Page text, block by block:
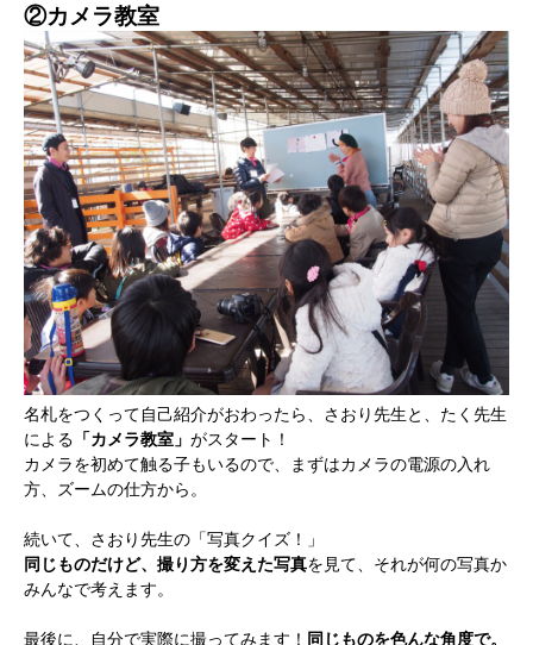
②カメラ教室
名札をつくって自己紹介がおわったら、さおり先生と、たく先生
による 「カメラ教室」 がスタート！
カメラを初めて触る子もいるので、まずはカメラの電源の入れ
方、ズームの仕方から。
続いて、さおり先生の「写真クイズ！」
同じものだけど、撮り方を変えた写真を見て、それが何の写真か
みんなで考えます。
最後に、自分で実際に撮ってみます！ 同じものを色んな角度で。